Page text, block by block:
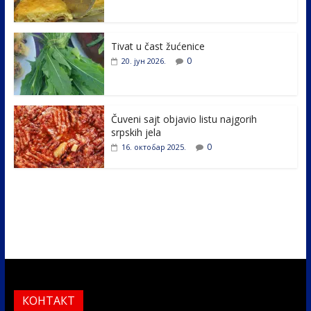
o
o
k Tivat u čast žućenice
20. јун 2026. 0
Čuveni sajt objavio listu najgorih
srpskih jela
16. октобар 2025. 0
КОНТАКТ